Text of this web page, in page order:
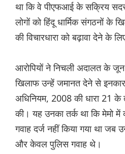
था कि वे पीएफआई के सक्रिय
लोगों को हिंदू धार्मिक संगठनों
की विचारधारा को बढ़ावा देने के
आरोपियों ने निचली अदालत के
खिलाफ उन्हें जमानत देने से
अधिनियम, 2008 की धारा 21 के
की। यह उनका तर्क था कि मेमो में
गवाह दर्ज नहीं किया गया था जब
और केवल पुलिस गवाह थे।